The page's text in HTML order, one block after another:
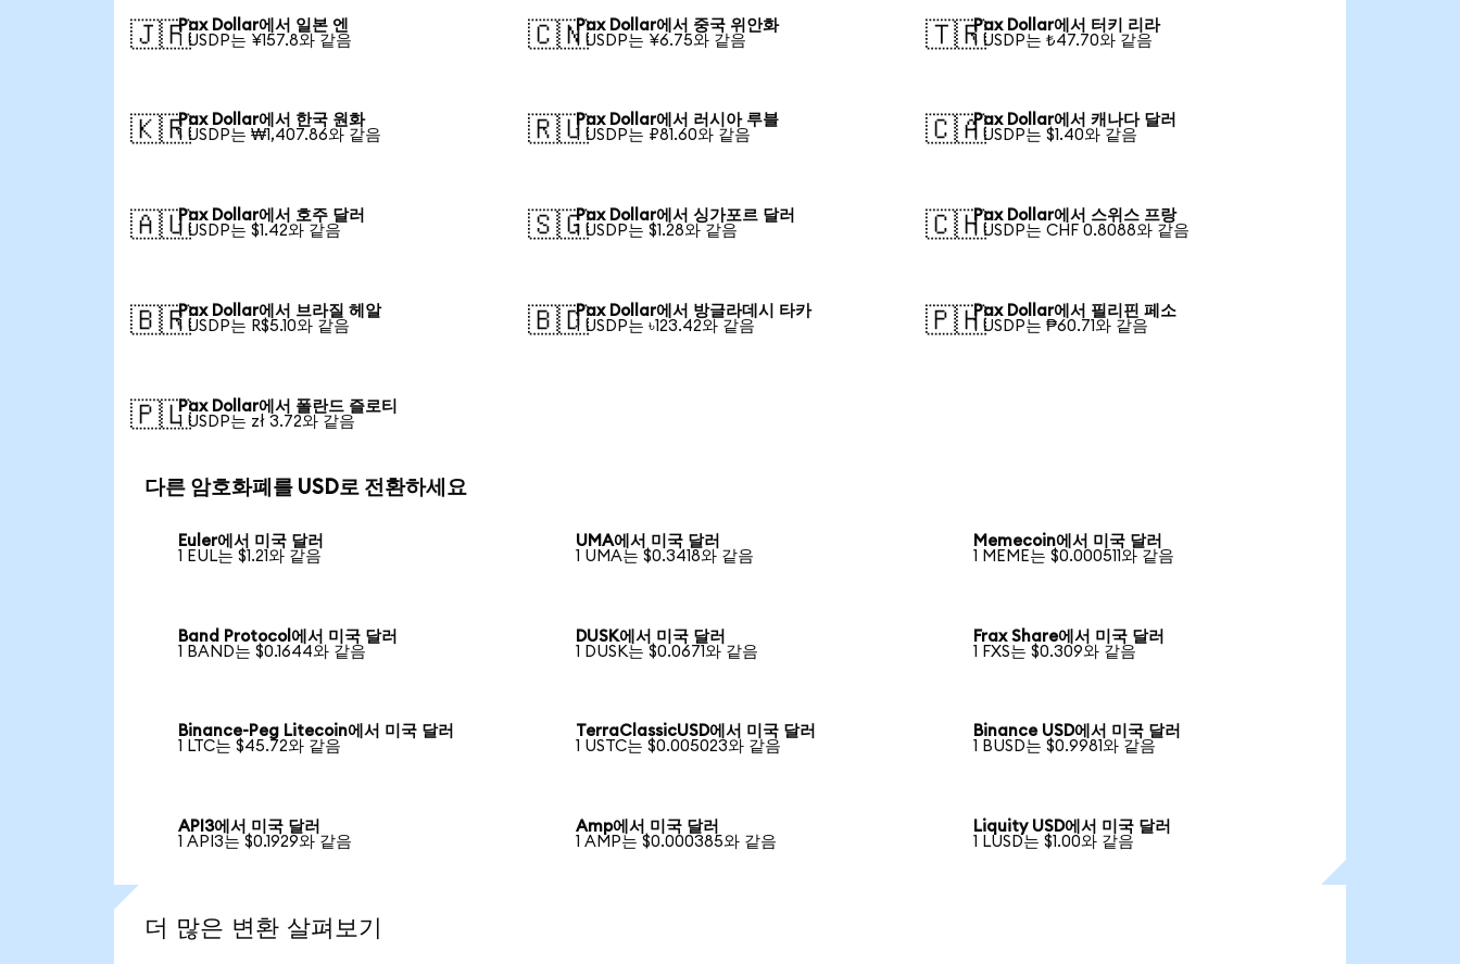
🇯🇵Pax Dollar에서 일본 엔
1 USDP는 ¥157.8와 같음
🇨🇳Pax Dollar에서 중국 위안화
1 USDP는 ¥6.75와 같음
🇹🇷Pax Dollar에서 터키 리라
1 USDP는 ₺47.70와 같음
🇰🇷Pax Dollar에서 한국 원화
1 USDP는 ₩1,407.86와 같음
🇷🇺Pax Dollar에서 러시아 루블
1 USDP는 ₽81.60와 같음
🇨🇦Pax Dollar에서 캐나다 달러
1 USDP는 $1.40와 같음
🇦🇺Pax Dollar에서 호주 달러
1 USDP는 $1.42와 같음
🇸🇬Pax Dollar에서 싱가포르 달러
1 USDP는 $1.28와 같음
🇨🇭Pax Dollar에서 스위스 프랑
1 USDP는 CHF 0.8088와 같음
🇧🇷Pax Dollar에서 브라질 헤알
1 USDP는 R$5.10와 같음
🇧🇩Pax Dollar에서 방글라데시 타카
1 USDP는 ৳123.42와 같음
🇵🇭Pax Dollar에서 필리핀 페소
1 USDP는 ₱60.71와 같음
🇵🇱Pax Dollar에서 폴란드 즐로티
1 USDP는 zł 3.72와 같음
다른 암호화폐를 USD로 전환하세요
Euler에서 미국 달러
1 EUL는 $1.21와 같음
UMA에서 미국 달러
1 UMA는 $0.3418와 같음
Memecoin에서 미국 달러
1 MEME는 $0.000511와 같음
Band Protocol에서 미국 달러
1 BAND는 $0.1644와 같음
DUSK에서 미국 달러
1 DUSK는 $0.0671와 같음
Frax Share에서 미국 달러
1 FXS는 $0.309와 같음
Binance-Peg Litecoin에서 미국 달러
1 LTC는 $45.72와 같음
TerraClassicUSD에서 미국 달러
1 USTC는 $0.005023와 같음
Binance USD에서 미국 달러
1 BUSD는 $0.9981와 같음
API3에서 미국 달러
1 API3는 $0.1929와 같음
Amp에서 미국 달러
1 AMP는 $0.000385와 같음
Liquity USD에서 미국 달러
1 LUSD는 $1.00와 같음
더 많은 변환 살펴보기